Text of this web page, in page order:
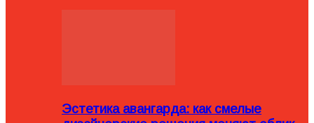
Эстетика авангарда: как смелые